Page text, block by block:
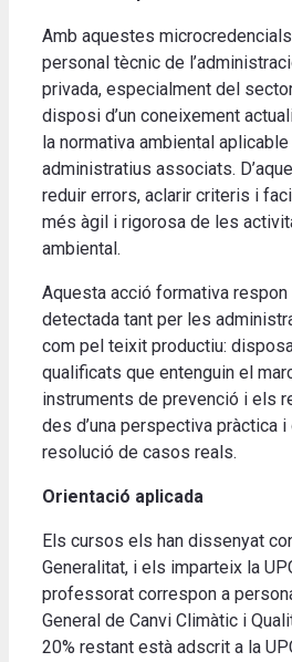
Amb aquestes
personal tècnic de
privada, especialment del
disposi d’un coneixement
la normativa ambiental
administratius associats.
reduir errors, aclarir criteris i
més àgil i rigorosa de les
ambiental.
Aquesta acció formativa
detectada tant per les
com pel teixit productiu:
qualificats que entenguin el
instruments de prevenció i els
des d’una perspectiva pràctica i
resolució de casos reals.
Orientació aplicada
Els cursos els han dissenyat
Generalitat, i els imparteix la
professorat correspon a
General de Canvi Climàtic i
20% restant està adscrit a la